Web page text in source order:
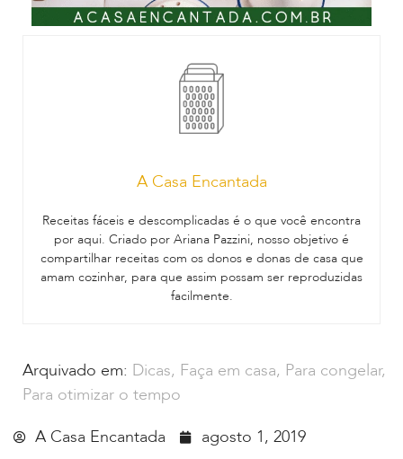
A Casa Encantada
Receitas fáceis e descomplicadas é o que você encontra
por aqui. Criado por Ariana Pazzini, nosso objetivo é
compartilhar receitas com os donos e donas de casa que
amam cozinhar, para que assim possam ser reproduzidas
facilmente.
Arquivado em: Dicas, Faça em casa, Para congelar,
Para otimizar o tempo
A Casa Encantada
agosto 1, 2019